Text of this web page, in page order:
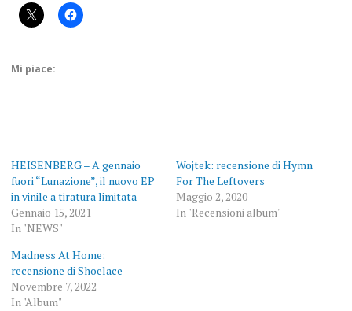
Mi piace:
HEISENBERG – A gennaio
fuori “Lunazione”, il nuovo EP
in vinile a tiratura limitata
Gennaio 15, 2021
In "NEWS"
Wojtek: recensione di Hymn
For The Leftovers
Maggio 2, 2020
In "Recensioni album"
Madness At Home:
recensione di Shoelace
Novembre 7, 2022
In "Album"